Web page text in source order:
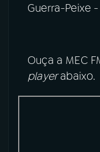
Guerra-Peixe
Ouça a MEC
playerabaixo.